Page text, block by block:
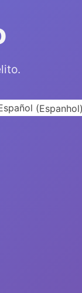
(Espanhol